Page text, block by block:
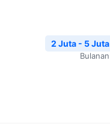
2 Juta - 5 Juta
Bulanan